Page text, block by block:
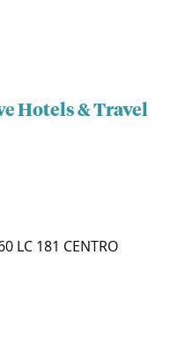
Hotels & Travel
LC 181 CENTRO